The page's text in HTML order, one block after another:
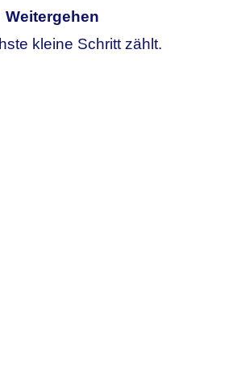
Weitergehen
kleine Schritt zählt.